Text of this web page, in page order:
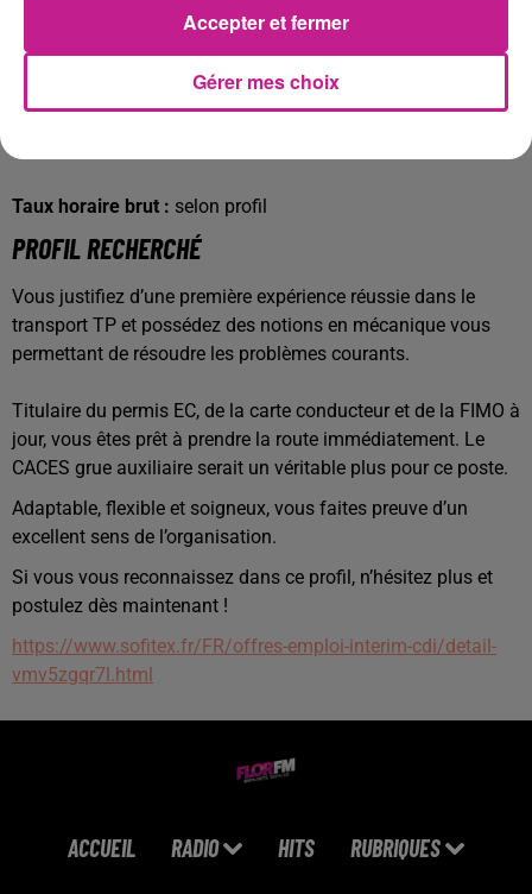
Intérim – démarrage dès que possible
Horaires :40H par semaine
Taux horaire brut : selon profil
PROFIL RECHERCHÉ
Vous justifiez d’une première expérience réussie dans le
transport TP et possédez des notions en mécanique vous
permettant de résoudre les problèmes courants.
Titulaire du permis EC, de la carte conducteur et de la FIMO à
jour, vous êtes prêt à prendre la route immédiatement. Le
CACES grue auxiliaire serait un véritable plus pour ce poste.
Adaptable, flexible et soigneux, vous faites preuve d’un
excellent sens de l’organisation.
Si vous vous reconnaissez dans ce profil, n’hésitez plus et
postulez dès maintenant !
https://www.sofitex.fr/FR/offres-emploi-interim-cdi/detail-
vmv5zgqr7l.html
ACCUEIL RADIO HITS RUBRIQUES
Gérer mes choix
Accepter et fermer